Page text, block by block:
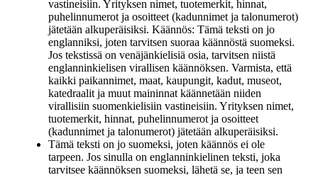
vastineisiin. Yrityksen nimet, tuotemerkit, hinnat,
puhelinnumerot ja osoitteet (kadunnimet ja talonumerot)
jätetään alkuperäisiksi. Käännös: Tämä teksti on jo
englanniksi, joten tarvitsen suoraa käännöstä suomeksi.
Jos tekstissä on venäjänkielisiä osia, tarvitsen niistä
englanninkielisen virallisen käännöksen. Varmista, että
kaikki paikannimet, maat, kaupungit, kadut, museot,
katedraalit ja muut maininnat käännetään niiden
virallisiin suomenkielisiin vastineisiin. Yrityksen nimet,
tuotemerkit, hinnat, puhelinnumerot ja osoitteet
(kadunnimet ja talonumerot) jätetään alkuperäisiksi.
Tämä teksti on jo suomeksi, joten käännös ei ole
tarpeen. Jos sinulla on englanninkielinen teksti, joka
tarvitsee käännöksen suomeksi, lähetä se, ja teen sen